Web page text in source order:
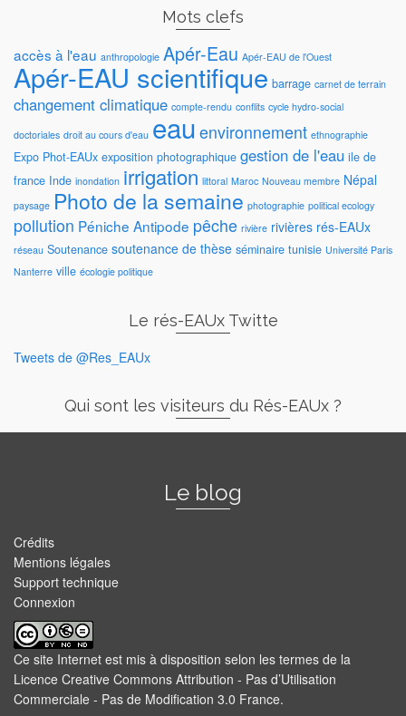
Mots clefs
accès à l'eau anthropologie Apér-Eau Apér-EAU de l'Ouest
Apér-EAU scientifique barrage carnet de terrain
changement climatique compte-rendu conflits cycle hydro-social
doctoriales droit au cours d'eau eau environnement ethnographie
Expo Phot-EAUx exposition photographique gestion de l'eau ile de
france Inde inondation irrigation littoral Maroc Nouveau membre Népal
paysage Photo de la semaine photographie political ecology
pollution Péniche Antipode pêche rivière rivières rés-EAUx
réseau Soutenance soutenance de thèse séminaire tunisie Université Paris
Nanterre ville écologie politique
Le rés-EAUx Twitte
Tweets de @Res_EAUx
Qui sont les visiteurs du Rés-EAUx ?
Le blog
Crédits
Mentions légales
Support technique
Connexion
Ce site Internet est mis à disposition selon les termes de la
Licence Creative Commons Attribution - Pas d’Utilisation
Commerciale - Pas de Modification 3.0 France.